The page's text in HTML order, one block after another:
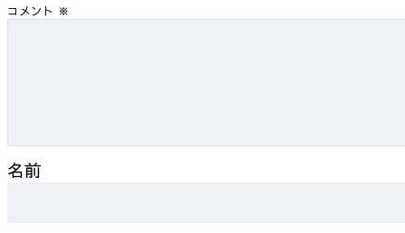
コメント ※
名前